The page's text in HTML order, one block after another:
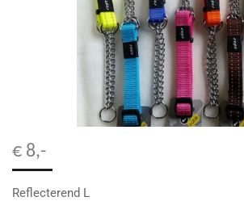
€ 8,-
Reflecterend L